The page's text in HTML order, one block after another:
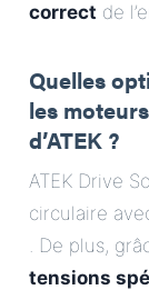
correct de
Quelles
les
d’ATEK ?
ATEK Drive
circulaire
. De plus,
tensions